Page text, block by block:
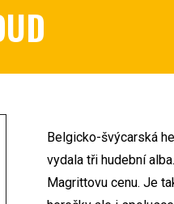
Belgicko-švýcarská
vydala tři hudební
Magrittovu cenu. Je